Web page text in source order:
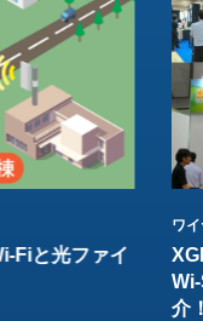
Fiと光ファイ
ワ
介